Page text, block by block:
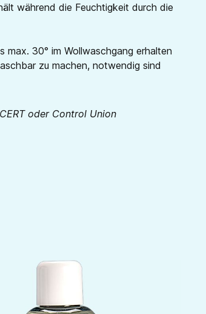
während die Feuchtigkeit durch die
max. 30° im Wollwaschgang erhalten
zu machen, notwendig sind
oder Control Union